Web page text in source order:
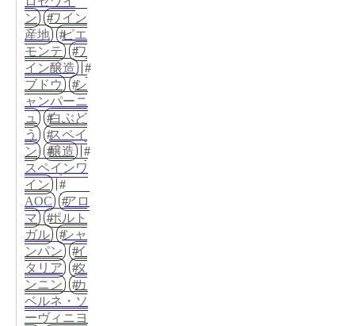
ン
ワイン
産地
ピエ
モンテ
ワ
イン醸造
ブドウ
シ
ャンパーニ
ュ
白ぶど
う
スペイ
ン
醸造
スペインワ
イン
AOC
アロ
マ
ポルト
ガル
シャ
ンパン
イ
タリア
タ
ンニン
カ
ベルネ・ソ
ーヴィニヨ